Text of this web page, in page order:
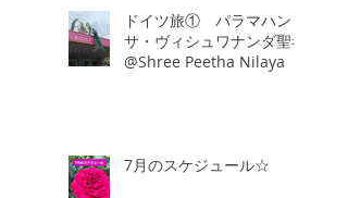
ドイツ旅① パラマハン
サ・ヴィシュワナンダ聖者
@Shree Peetha Nilaya
7月のスケジュール☆